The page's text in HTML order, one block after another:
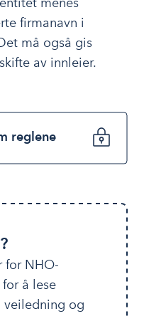
firmanavn i
må også gis
av innleier.
reglene
for NHO-
å lese
og